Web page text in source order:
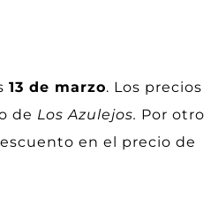
13 de marzo. Los precios
de Los Azulejos. Por otro
en el precio de